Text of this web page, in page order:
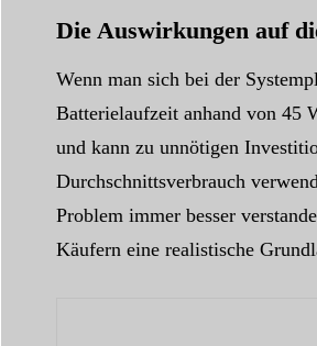
Die Auswirkungen auf
Wenn man sich bei der
Batterielaufzeit anhand von 45
und kann zu unnötigen
Durchschnittsverbrauch
Problem immer besser
Käufern eine realistische